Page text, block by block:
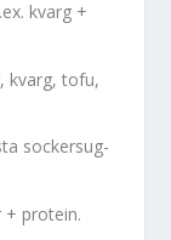
kvarg +
kvarg, tofu,
sockersug-
+ protein.